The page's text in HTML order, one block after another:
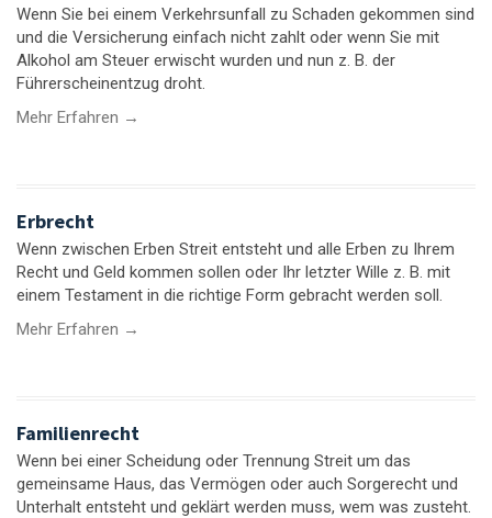
Wenn Sie bei einem Verkehrsunfall zu Schaden gekommen sind
und die Versicherung einfach nicht zahlt oder wenn Sie mit
Alkohol am Steuer erwischt wurden und nun z. B. der
Führerscheinentzug droht.
Mehr Erfahren →
Erbrecht
Wenn zwischen Erben Streit entsteht und alle Erben zu Ihrem
Recht und Geld kommen sollen oder Ihr letzter Wille z. B. mit
einem Testament in die richtige Form gebracht werden soll.
Mehr Erfahren →
Familienrecht
Wenn bei einer Scheidung oder Trennung Streit um das
gemeinsame Haus, das Vermögen oder auch Sorgerecht und
Unterhalt entsteht und geklärt werden muss, wem was zusteht.